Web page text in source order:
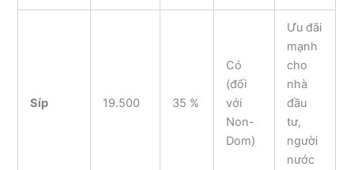
Síp 19.500 35 %
Có
(đối
với
Non-
Dom)
Ưu đãi
mạnh
cho
nhà
đầu
tư,
người
nước